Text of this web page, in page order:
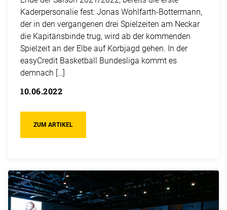
Kaderpersonalie fest: Jonas Wohlfarth-Bottermann,
der in den vergangenen drei Spielzeiten am Neckar
die Kapitänsbinde trug, wird ab der kommenden
Spielzeit an der Elbe auf Korbjagd gehen. In der
easyCredit Basketball Bundesliga kommt es
demnach […]
10.06.2022
ZUM ARTIKEL